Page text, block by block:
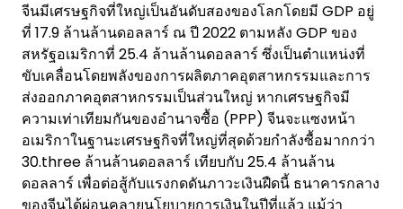
จีนมีเศรษฐกิจที่ใหญ่เป็นอันดับสองของโลกโดยมี GDP อยู่
ที่ 17.9 ล้านล้านดอลลาร์ ณ ปี 2022 ตามหลัง GDP ของ
สหรัฐอเมริกาที่ 25.4 ล้านล้านดอลลาร์ ซึ่งเป็นตำแหน่งที่
ขับเคลื่อนโดยพลังของการผลิตภาคอุตสาหกรรมและการ
ส่งออกภาคอุตสาหกรรมเป็นส่วนใหญ่ หากเศรษฐกิจมี
ความเท่าเทียมกันของอำนาจซื้อ (PPP) จีนจะแซงหน้า
อเมริกาในฐานะเศรษฐกิจที่ใหญ่ที่สุดด้วยกำลังซื้อมากกว่า
30.three ล้านล้านดอลลาร์ เทียบกับ 25.4 ล้านล้าน
ดอลลาร์ เพื่อต่อสู้กับแรงกดดันภาวะเงินฝืดนี้ ธนาคารกลาง